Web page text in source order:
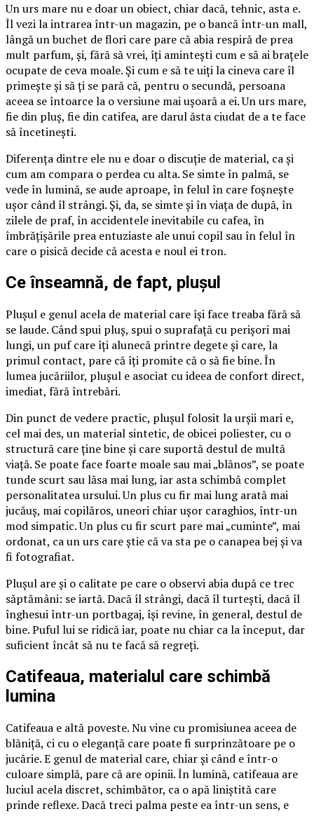
Un urs mare nu e doar un obiect, chiar dacă, tehnic, asta e.
Îl vezi la intrarea într-un magazin, pe o bancă într-un mall,
lângă un buchet de flori care pare că abia respiră de prea
mult parfum, și, fără să vrei, îți amintești cum e să ai brațele
ocupate de ceva moale. Și cum e să te uiți la cineva care îl
primește și să ți se pară că, pentru o secundă, persoana
aceea se întoarce la o versiune mai ușoară a ei. Un urs mare,
fie din pluș, fie din catifea, are darul ăsta ciudat de a te face
să încetinești.
Diferența dintre ele nu e doar o discuție de material, ca și
cum am compara o perdea cu alta. Se simte în palmă, se
vede în lumină, se aude aproape, în felul în care foșnește
ușor când îl strângi. Și, da, se simte și în viața de după, în
zilele de praf, în accidentele inevitabile cu cafea, în
îmbrățișările prea entuziaste ale unui copil sau în felul în
care o pisică decide că acesta e noul ei tron.
Ce înseamnă, de fapt, plușul
Plușul e genul acela de material care își face treaba fără să
se laude. Când spui pluș, spui o suprafață cu perișori mai
lungi, un puf care îți alunecă printre degete și care, la
primul contact, pare că îți promite că o să fie bine. În
lumea jucăriilor, plușul e asociat cu ideea de confort direct,
imediat, fără întrebări.
Din punct de vedere practic, plușul folosit la urșii mari e,
cel mai des, un material sintetic, de obicei poliester, cu o
structură care ține bine și care suportă destul de multă
viață. Se poate face foarte moale sau mai „blănos”, se poate
tunde scurt sau lăsa mai lung, iar asta schimbă complet
personalitatea ursului. Un plus cu fir mai lung arată mai
jucăuș, mai copilăros, uneori chiar ușor caraghios, într-un
mod simpatic. Un plus cu fir scurt pare mai „cuminte”, mai
ordonat, ca un urs care știe că va sta pe o canapea bej și va
fi fotografiat.
Plușul are și o calitate pe care o observi abia după ce trec
săptămâni: se iartă. Dacă îl strângi, dacă îl turtești, dacă îl
înghesui într-un portbagaj, își revine, în general, destul de
bine. Puful lui se ridică iar, poate nu chiar ca la început, dar
suficient încât să nu te facă să regreți.
Catifeaua, materialul care schimbă
lumina
Catifeaua e altă poveste. Nu vine cu promisiunea aceea de
blăniță, ci cu o eleganță care poate fi surprinzătoare pe o
jucărie. E genul de material care, chiar și când e într-o
culoare simplă, pare că are opinii. În lumină, catifeaua are
luciul acela discret, schimbător, ca o apă liniștită care
prinde reflexe. Dacă treci palma peste ea într-un sens, e